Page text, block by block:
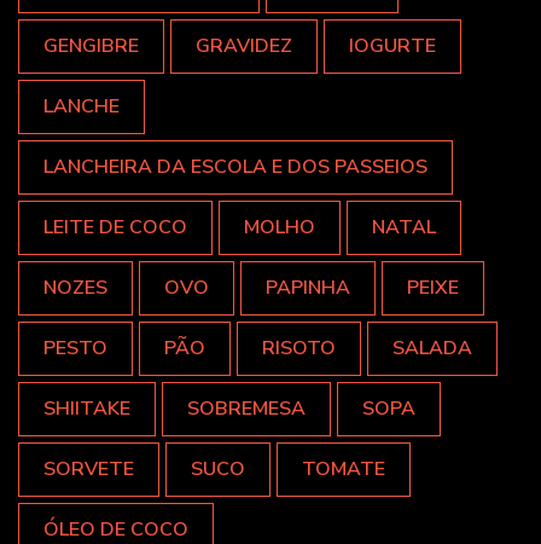
GENGIBRE GRAVIDEZ IOGURTE
LANCHE
LANCHEIRA DA ESCOLA E DOS PASSEIOS
LEITE DE COCO MOLHO NATAL
NOZES OVO PAPINHA PEIXE
PESTO PÃO RISOTO SALADA
SHIITAKE SOBREMESA SOPA
SORVETE SUCO TOMATE
ÓLEO DE COCO